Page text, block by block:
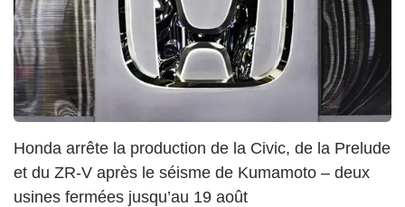
Honda arrête la production de la Civic, de la Prelude
et du ZR-V après le séisme de Kumamoto – deux
usines fermées jusqu’au 19 août